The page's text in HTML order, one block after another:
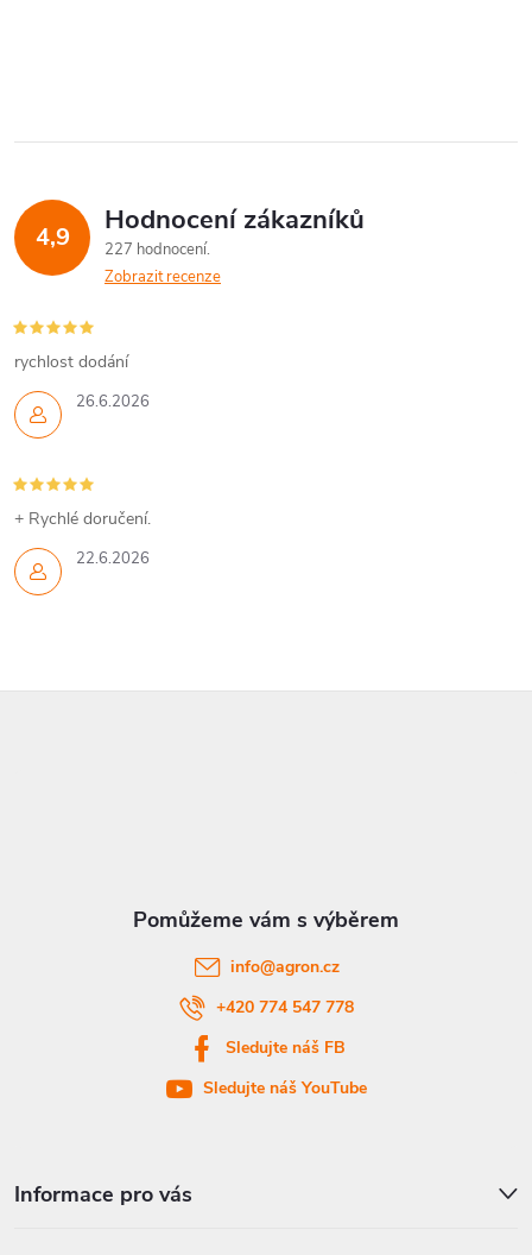
l
d
a
c
í
p
r
v
k
y
ý
4,9 Hodnocení zákazníků
227 hodnocení
Zobrazit recenze
26.6.2026
rychlost dodání
22.6.2026
+ Rychlé doručení.
Informace pro vás
info@agron.cz
+420 774 547 778
Sledujte náš FB
Sledujte náš YouTube